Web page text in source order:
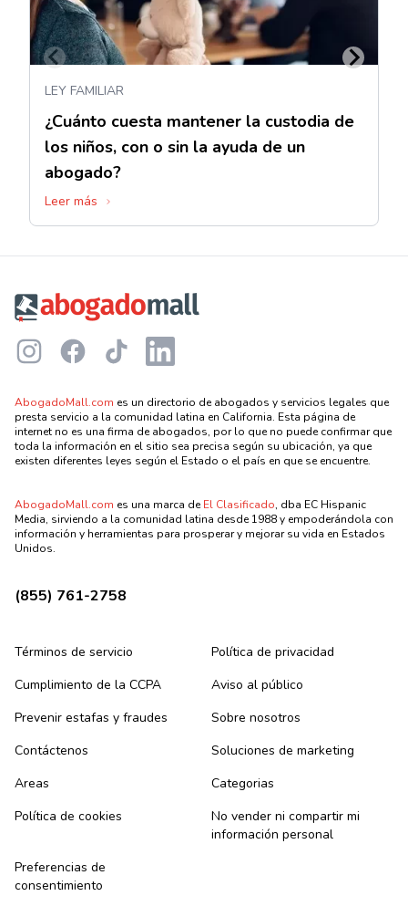
LEY FAMILIAR
¿Cuánto cuesta mantener la custodia de
los niños, con o sin la ayuda de un
abogado?
Leer más
InstagramFacebookTikTok LinkedIn
AbogadoMall.com es un directorio de abogados y servicios legales que
presta servicio a la comunidad latina en California. Esta página de
internet no es una firma de abogados, por lo que no puede confirmar que
toda la información en el sitio sea precisa según su ubicación, ya que
existen diferentes leyes según el Estado o el país en que se encuentre.
AbogadoMall.com es una marca deEl Clasificado, dba EC Hispanic
Media, sirviendo a la comunidad latina desde 1988 y empoderándola con
información y herramientas para prosperar y mejorar su vida en Estados
Unidos.
(855) 761-2758
Términos de servicio
Política de privacidad
Cumplimiento de la CCPA
Aviso al público
Prevenir estafas y fraudes
Sobre nosotros
Contáctenos
Soluciones de marketing
Areas
Categorias
Política de cookies
No vender ni compartir mi
información personal
Preferencias de
consentimiento